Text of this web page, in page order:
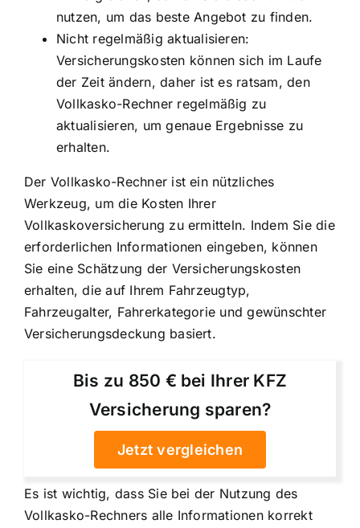
nutzen, um das beste Angebot zu finden.
Nicht regelmäßig aktualisieren:
Versicherungskosten können sich im Laufe
der Zeit ändern, daher ist es ratsam, den
Vollkasko-Rechner regelmäßig zu
aktualisieren, um genaue Ergebnisse zu
erhalten.
Der Vollkasko-Rechner ist ein nützliches
Werkzeug, um die Kosten Ihrer
Vollkaskoversicherung zu ermitteln. Indem Sie die
erforderlichen Informationen eingeben, können
Sie eine Schätzung der Versicherungskosten
erhalten, die auf Ihrem Fahrzeugtyp,
Fahrzeugalter, Fahrerkategorie und gewünschter
Versicherungsdeckung basiert.
Bis zu 850 € bei Ihrer KFZ
Versicherung sparen?
Jetzt vergleichen
Es ist wichtig, dass Sie bei der Nutzung des
Vollkasko-Rechners alle Informationen korrekt